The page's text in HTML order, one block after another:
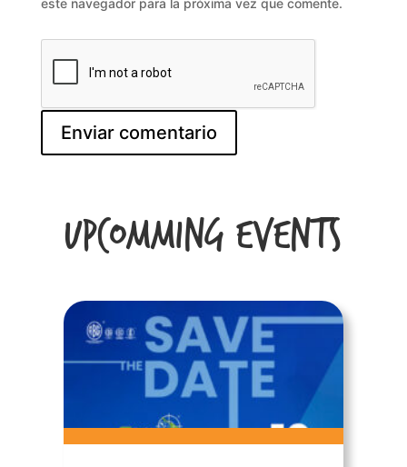
este navegador para la próxima vez que comente.
Upcomming Events